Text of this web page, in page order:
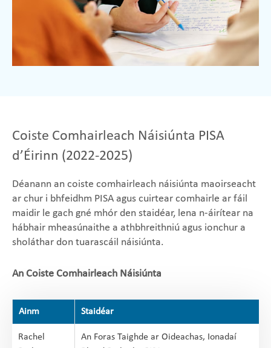
Coiste Comhairleach Náisiúnta PISA
d’Éirinn (2022-2025)
Déanann an coiste comhairleach náisiúnta maoirseacht
ar chur i bhfeidhm PISA agus cuirtear comhairle ar fáil
maidir le gach gné mhór den staidéar, lena n-áirítear na
hábhair mheasúnaithe a athbhreithniú agus ionchur a
sholáthar don tuarascáil náisiúnta.
An Coiste Comhairleach Náisiúnta
Ainm Staidéar
Rachel
An Foras Taighde ar Oideachas, Ionadaí